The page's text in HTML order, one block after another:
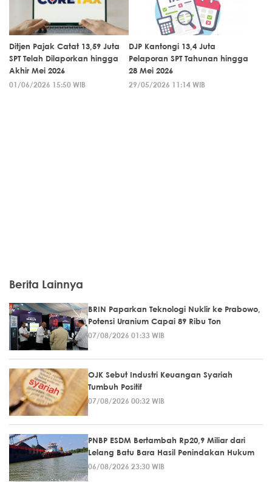
Ditjen Pajak Catat 13,59 Juta
SPT Telah Dilaporkan hingga
Akhir Mei 2026
01/06/2026 15:50 WIB
DJP Kantongi 13,4 Juta
Pelaporan SPT Tahunan hingga
28 Mei 2026
29/05/2026 11:14 WIB
Berita Lainnya
BRIN Paparkan Teknologi Nuklir ke Prabowo,
Potensi Uranium Capai 89 Ribu Ton
07/08/2026 01:33 WIB
OJK Sebut Industri Keuangan Syariah
Tumbuh Positif
07/08/2026 00:32 WIB
PNBP ESDM Bertambah Rp20,9 Miliar dari
Lelang Batu Bara Hasil Penindakan Hukum
06/08/2026 23:30 WIB